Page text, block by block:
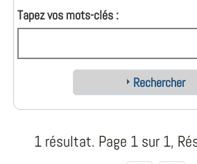
Tapez vos mots-clés :
Rechercher
1 résultat. Page 1 sur 1,